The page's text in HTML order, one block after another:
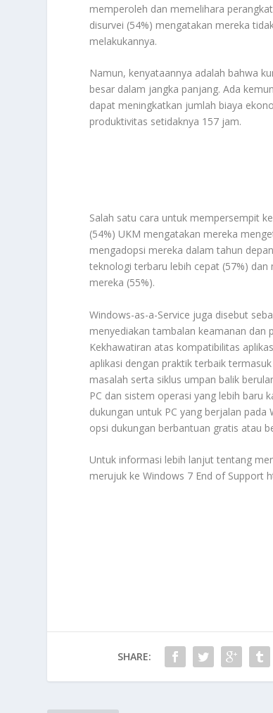
memperoleh dan memelihara
disurvei (54%) mengatakan mereka
melakukannya.
Namun, kenyataannya adalah bahwa
besar dalam jangka panjang. Ada
dapat meningkatkan jumlah biaya
produktivitas setidaknya 157 jam.
Salah satu cara untuk mempersempit
(54%) UKM mengatakan mereka
mengadopsi mereka dalam tahun
teknologi terbaru lebih cepat (57%)
mereka (55%).
Windows-as-a-Service juga disebut
menyediakan tambalan keamanan dan
Kekhawatiran atas kompatibilitas
aplikasi dengan praktik terbaik
masalah serta siklus umpan balik
PC dan sistem operasi yang lebih baru
dukungan untuk PC yang berjalan
opsi dukungan berbantuan gratis atau
Untuk informasi lebih lanjut tentang
merujuk ke Windows 7 End of Support
SHARE: